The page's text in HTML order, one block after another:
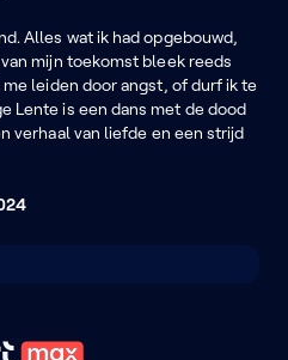
Alles wat ik had opgebouwd,
mijn toekomst bleek reeds
leiden door angst, of durf ik te
Lente is een dans met de dood
verhaal van liefde en een strijd